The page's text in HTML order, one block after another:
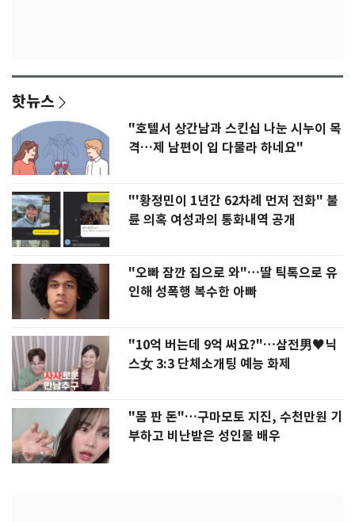
핫뉴스
"호텔서 상간남과 스킨십 나눈 시누이 목
격…제 남편이 입 다물라 하네요"
"'황정민이 1년간 62차례 먼저 전화" 불
륜 의혹 여성과의 통화내역 공개
"오빠 잠깐 집으로 와"…딸 틱톡으로 유
인해 성폭행 복수한 아빠
"10억 버는데 9억 써요?"…삼전男♥닉
스女 3:3 단체소개팅 예능 화제
"몸 판 돈"…구마모토 지진, 수천만원 기
부하고 비난받은 성인물 배우